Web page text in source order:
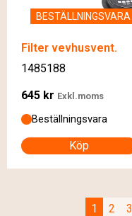
BESTÄLLNINGSVARA
Filter vevhusvent.
1485188
645 kr Exkl.moms
Beställningsvara
Köp
1 2 3